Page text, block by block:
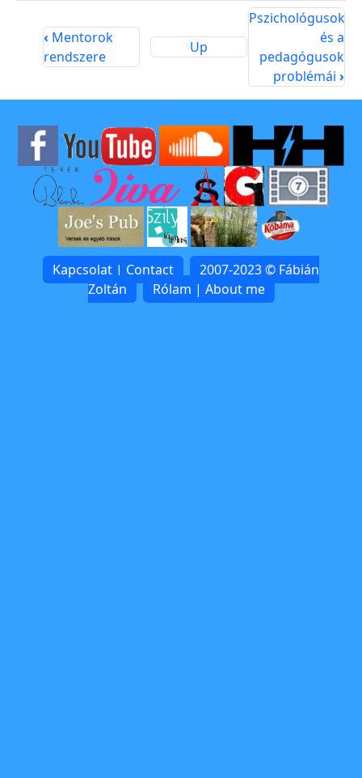
‹ Mentorok
rendszere
Up
Pszichológusok
és a
pedagógusok
problémái›
Kapcsolat | Contact
2007-2023 © Fábián
Zoltán
Rólam | About me